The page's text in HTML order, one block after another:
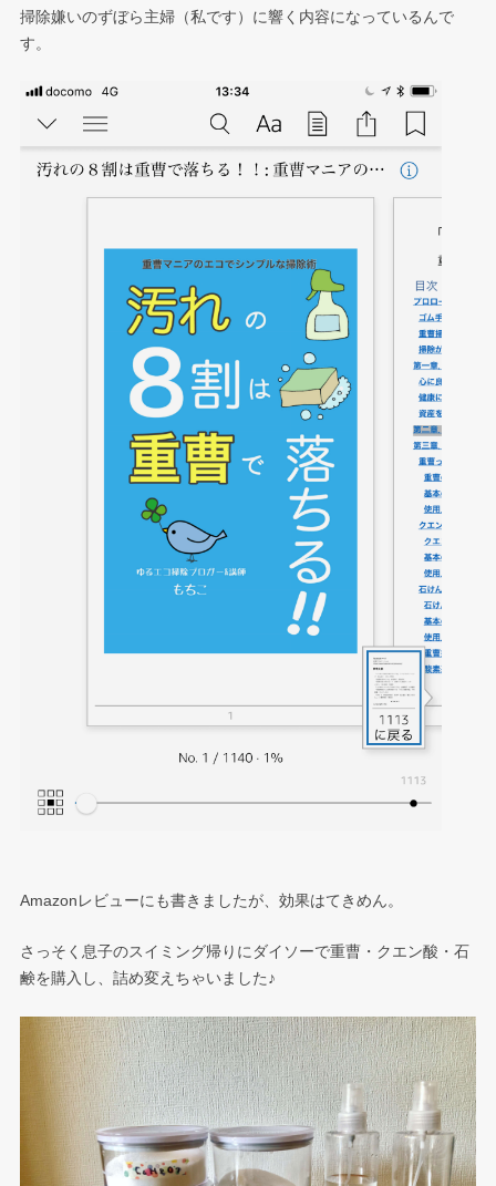
掃除嫌いのずぼら主婦（私です）に響く内容になっているんで
す。
Amazonレビューにも書きましたが、効果はてきめん。
さっそく息子のスイミング帰りにダイソーで重曹・クエン酸・石
鹸を購入し、詰め変えちゃいました♪